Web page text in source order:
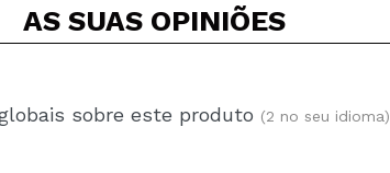
AS SUAS OPINIÕES
sobre este produto (2 no seu idioma)